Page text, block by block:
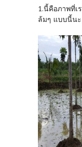
1.นี้คือภาพที่เ
ล้มๆ แบบนี้น